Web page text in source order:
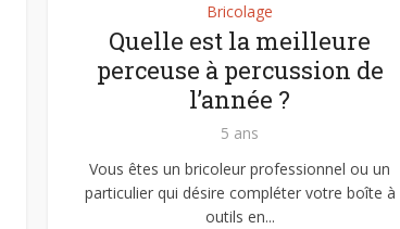
Bricolage
Quelle est la meilleure
perceuse à percussion de
l’année ?
5 ans
Vous êtes un bricoleur professionnel ou un
particulier qui désire compléter votre boîte à
outils en...